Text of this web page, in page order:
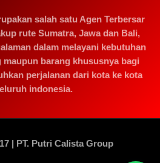
salah satu Agen Terbersar
rute Sumatra, Jawa dan Bali,
dalam melayani kebutuhan
barang khususnya bagi
perjalanan dari kota ke kota
indonesia.
| PT. Putri Calista Group